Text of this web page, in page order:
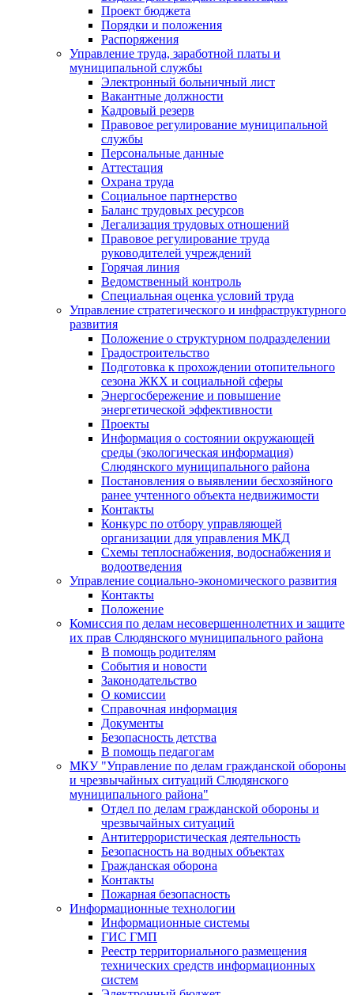
Проект бюджета
Порядки и положения
Распоряжения
Управление труда, заработной платы и
муниципальной службы
Электронный больничный лист
Вакантные должности
Кадровый резерв
Правовое регулирование муниципальной
службы
Персональные данные
Аттестация
Охрана труда
Социальное партнерство
Баланс трудовых ресурсов
Легализация трудовых отношений
Правовое регулирование труда
руководителей учреждений
Горячая линия
Ведомственный контроль
Специальная оценка условий труда
Управление стратегического и инфраструктурного
развития
Положение о структурном подразделении
Градостроительство
Подготовка к прохождении отопительного
сезона ЖКХ и социальной сферы
Энергосбережение и повышение
энергетической эффективности
Проекты
Информация о состоянии окружающей
среды (экологическая информация)
Слюдянского муниципального района
Постановления о выявлении бесхозяйного
ранее учтенного объекта недвижимости
Контакты
Конкурс по отбору управляющей
организации для управления МКД
Схемы теплоснабжения, водоснабжения и
водоотведения
Управление социально-экономического развития
Контакты
Положение
Комиссия по делам несовершеннолетних и защите
их прав Слюдянского муниципального района
В помощь родителям
События и новости
Законодательство
О комиссии
Справочная информация
Документы
Безопасность детства
В помощь педагогам
МКУ "Управление по делам гражданской обороны
и чрезвычайных ситуаций Слюдянского
муниципального района"
Отдел по делам гражданской обороны и
чрезвычайных ситуаций
Антитеррористическая деятельность
Безопасность на водных объектах
Гражданская оборона
Контакты
Пожарная безопасность
Информационные технологии
Информационные системы
ГИС ГМП
Реестр территориального размещения
технических средств информационных
систем